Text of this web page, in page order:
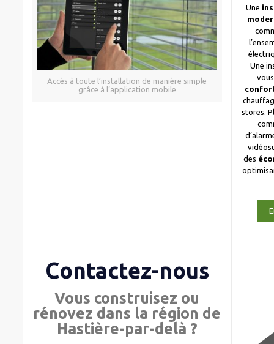
Accès à toute l’installation de manière simple
grâce à l’application mobile
Une
Une
stores.
des
Contactez-nous
Vous construisez ou
rénovez dans la région de
Hastière-par-delà ?